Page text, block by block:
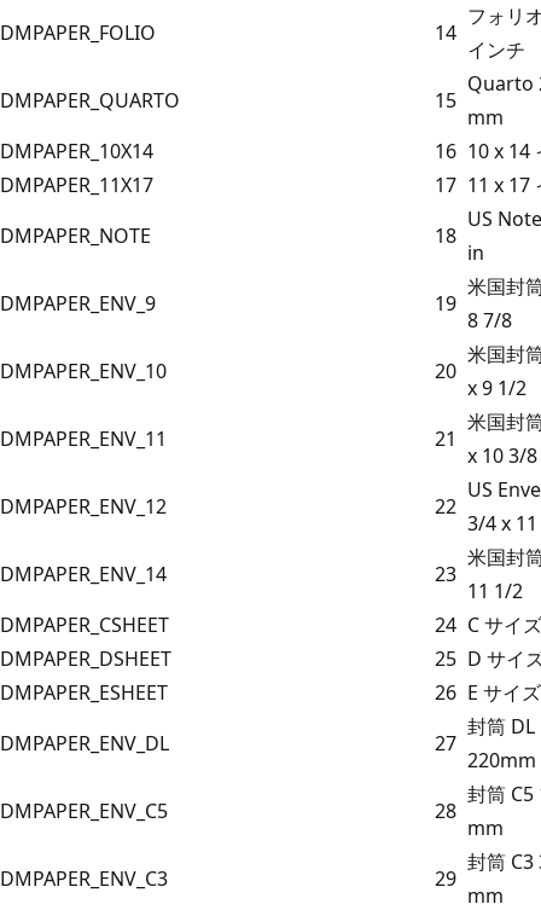
DMPAPER_FOLIO
14
フォリ
インチ
DMPAPER_QUARTO
15
Quarto
mm
DMPAPER_10X14
16 10 x 14
DMPAPER_11X17
17 11 x 17
DMPAPER_NOTE
18
US
in
DMPAPER_ENV_9
19
米国封
8 7/8
DMPAPER_ENV_10
20
米国封
x 9 1/2
DMPAPER_ENV_11
21
米国封
x 10 3/8
DMPAPER_ENV_12
22
US
3/4 x
DMPAPER_ENV_14
23
米国封
11 1/2
DMPAPER_CSHEET
24 C サイ
DMPAPER_DSHEET
25 D サイ
DMPAPER_ESHEET
26 E サイ
DMPAPER_ENV_DL
27
封筒 DL
220mm
DMPAPER_ENV_C5
28
封筒 C5
mm
DMPAPER_ENV_C3
29
封筒 C3
mm